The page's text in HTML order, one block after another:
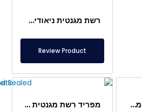
רשת מגנטית ניאודימיום עמוקה מסוג Ø350 לכניסה ויציאה
Review Product
מפריד מגנטי 500 מ"מ – מיוחד לתעשיית המזון והפלסטיק מפריד רשת מגנטית Ø320 מ"מ – נירוסטה אטומה לחלוטין